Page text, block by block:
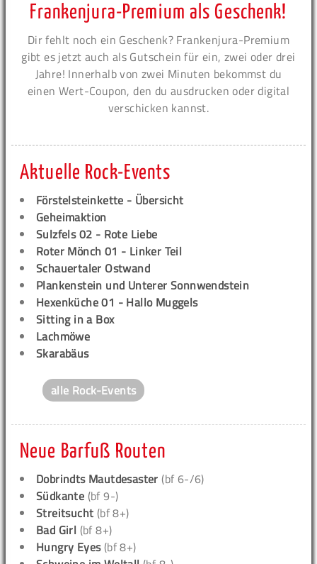
Frankenjura-Premium als Geschenk!
Dir fehlt noch ein Geschenk? Frankenjura-Premium
gibt es jetzt auch als Gutschein für ein, zwei oder drei
Jahre! Innerhalb von zwei Minuten bekommst du
einen Wert-Coupon, den du ausdrucken oder digital
verschicken kannst.
Aktuelle Rock-Events
Förstelsteinkette - Übersicht
Geheimaktion
Sulzfels 02 - Rote Liebe
Roter Mönch 01 - Linker Teil
Schauertaler Ostwand
Plankenstein und Unterer Sonnwendstein
Hexenküche 01 - Hallo Muggels
Sitting in a Box
Lachmöwe
Skarabäus
alle Rock-Events
Neue Barfuß Routen
Dobrindts Mautdesaster (bf 6-/6)
Südkante (bf 9-)
Streitsucht (bf 8+)
Bad Girl (bf 8+)
Hungry Eyes(bf 8+)